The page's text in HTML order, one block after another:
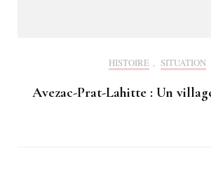
HISTOIRE , SITUATION
Avezac-Prat-Lahitte : Un